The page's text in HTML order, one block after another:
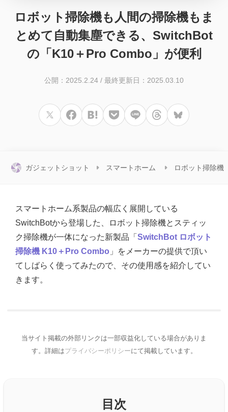
ロボット掃除機も人間の掃除機もま
とめて自動集塵できる、SwitchBot
の「K10＋Pro Combo」が便利
公開：2025.2.24 / 最終更新日：2025.03.10
ガジェットショット スマートホーム ロボット掃除機
スマートホーム系製品の幅広く展開している
SwitchBotから登場した、ロボット掃除機とスティッ
ク掃除機が一体になった新製品「 SwitchBot ロボット
掃除機 K10＋Pro Combo 」をメーカーの提供で頂い
てしばらく使ってみたので、その使用感を紹介してい
きます。
当サイト掲載の外部リンクは一部収益化している場合がありま
す。詳細はプライバシーポリシーにて掲載しています。
目次